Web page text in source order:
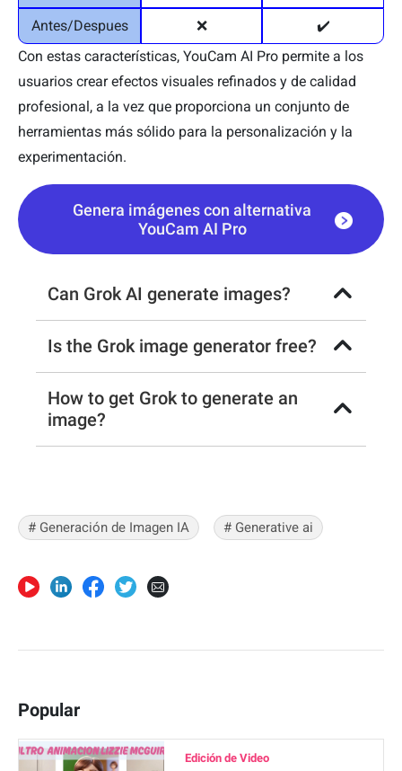
Antes/Despues ❌
✔️
Con estas características, YouCam AI Pro permite a los
usuarios crear efectos visuales refinados y de calidad
profesional, a la vez que proporciona un conjunto de
herramientas más sólido para la personalización y la
experimentación.
Genera imágenes con alternativa
YouCam AI Pro
Can Grok AI generate images?
Is the Grok image generator free?
How to get Grok to generate an
image?
# Generación de Imagen IA # Generative ai
Popular
Edición de Video